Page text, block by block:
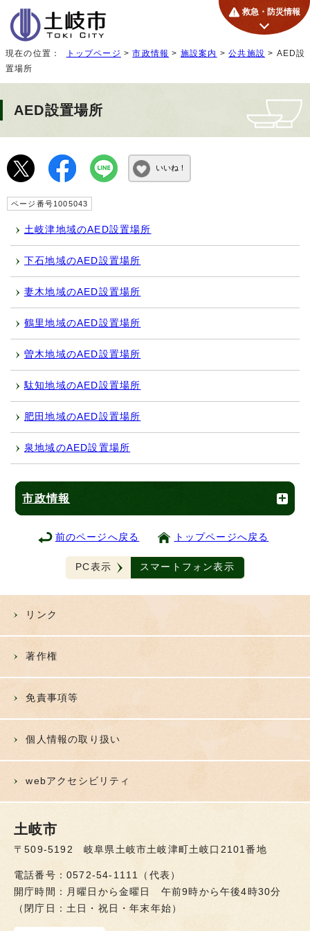
救急・防災情報
現在の位置： トップページ >市政情報 > 施設案内 >公共施設 > AED設
置場所
AED設置場所
いいね！
ページ番号1005043
土岐津地域のAED設置場所
下石地域のAED設置場所
妻木地域のAED設置場所
鶴里地域のAED設置場所
曽木地域のAED設置場所
駄知地域のAED設置場所
肥田地域のAED設置場所
泉地域のAED設置場所
市政情報
前のページへ戻る トップページへ戻る
PC表示 スマートフォン表示
リンク
著作権
免責事項等
個人情報の取り扱い
webアクセシビリティ
土岐市
〒509-5192 岐阜県土岐市土岐津町土岐口2101番地
電話番号：0572-54-1111（代表）
開庁時間：月曜日から金曜日 午前9時から午後4時30分
（閉庁日：土日・祝日・年末年始）